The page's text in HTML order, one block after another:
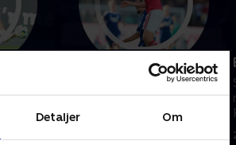
Detaljer Om
og
Silkeborg IF-F.C.
Se højdepunkter fra kampen
mellem Silkeborg IF og F.C.
København.